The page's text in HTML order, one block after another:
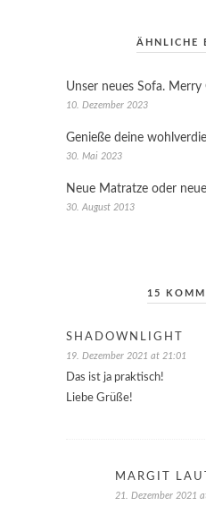
ÄHNLICHE
Unser neues Sofa.
10. Dezember 2023
Genieße deine
30. Mai 2023
Neue Matratze oder
30. August 2013
15
SHADOWNLIGHT
19. Dezember 2021 at 21:01
Das ist ja praktisch!
Liebe Grüße!
MARGIT
21. Dezember 2021